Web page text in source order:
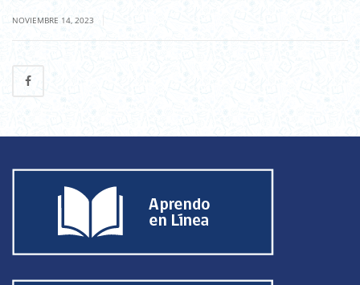
NOVIEMBRE 14, 2023